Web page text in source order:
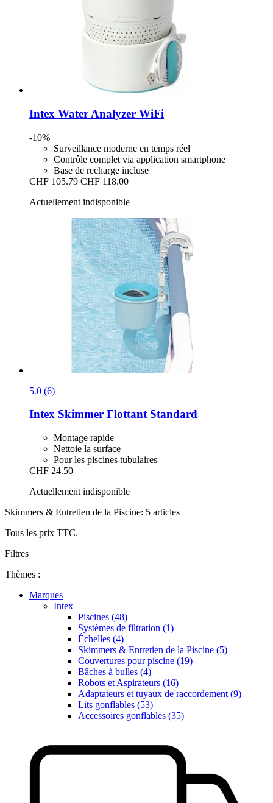
Intex Water Analyzer WiFi
-10%
Surveillance moderne en temps réel
Contrôle complet via application smartphone
Base de recharge incluse
CHF 105.79 CHF 118.00
Actuellement indisponible
5.0 (6)
Intex Skimmer Flottant Standard
Montage rapide
Nettoie la surface
Pour les piscines tubulaires
CHF 24.50
Actuellement indisponible
Skimmers & Entretien de la Piscine: 5 articles
Tous les prix TTC.
Filtres
Thèmes :
Marques
Intex
Piscines (48)
Systèmes de filtration (1)
Échelles (4)
Skimmers & Entretien de la Piscine (5)
Couvertures pour piscine (19)
Bâches à bulles (4)
Robots et Aspirateurs (16)
Adaptateurs et tuyaux de raccordement (9)
Lits gonflables (53)
Accessoires gonflables (35)